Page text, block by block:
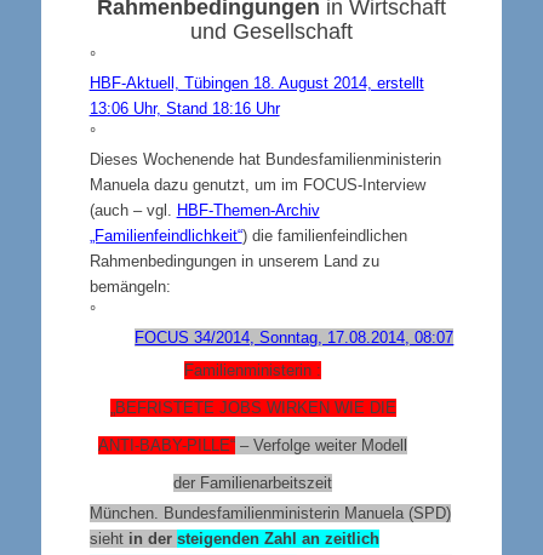
Rahmenbedingungen in Wirtschaft
und Gesellschaft
°
HBF-Aktuell, Tübingen 18. August 2014, erstellt
13:06 Uhr, Stand 18:16 Uhr
°
Dieses Wochenende hat Bundesfamilienministerin
Manuela dazu genutzt, um im FOCUS-Interview
(auch – vgl. HBF-Themen-Archiv
„Familienfeindlichkeit“) die familienfeindlichen
Rahmenbedingungen in unserem Land zu
bemängeln:
°
FOCUS 34/2014, Sonntag, 17.08.2014, 08:07
Familienministerin :
BEFRISTETE JOBS WIRKEN WIE DIE
ANTI-BABY-PILLE“ – Verfolge weiter Modell
der Familienarbeitszeit
München. Bundesfamilienministerin Manuela (SPD)
sieht in der steigenden Zahl an zeitlich